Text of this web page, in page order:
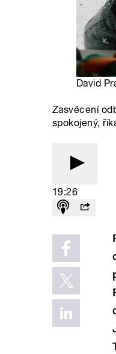
David
Zasvěcení
spokojený,
19:26